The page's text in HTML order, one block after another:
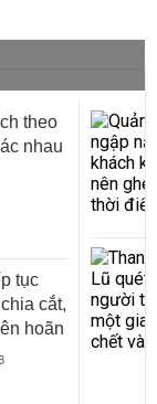
theo
nhau
tục
cắt,
hoãn